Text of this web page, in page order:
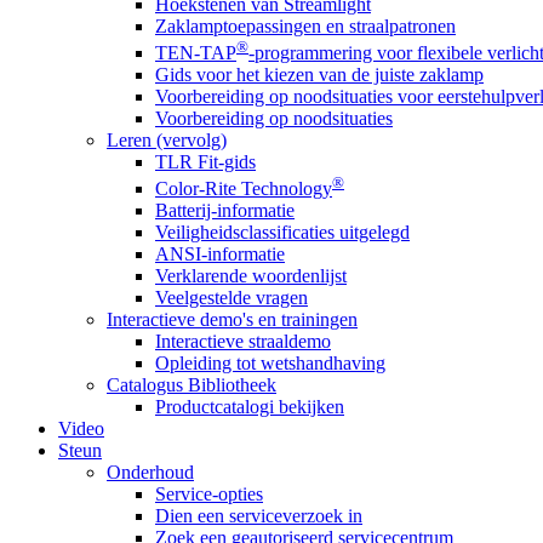
Zaklamptoepassingen en straalpatronen
TEN-TAP®-programmering voor flexibele
Gids voor het kiezen van de juiste zaklamp
Voorbereiding op noodsituaties voor
Voorbereiding op noodsituaties
Leren (vervolg)
TLR Fit-gids
Color-Rite Technology®
Batterij-informatie
Veiligheidsclassificaties uitgelegd
ANSI-informatie
Verklarende woordenlijst
Veelgestelde vragen
Interactieve demo's en trainingen
Interactieve straaldemo
Opleiding tot wetshandhaving
Catalogus Bibliotheek
Productcatalogi bekijken
Video
Steun
Onderhoud
Service-opties
Dien een serviceverzoek in
Zoek een geautoriseerd servicecentrum